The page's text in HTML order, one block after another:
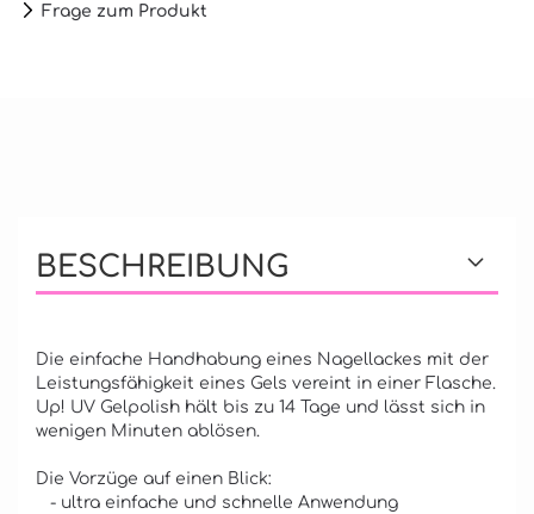
Frage zum Produkt
BESCHREIBUNG
Die einfache Handhabung eines Nagellackes mit der
Leistungsfähigkeit eines Gels vereint in einer Flasche.
Up! UV Gelpolish hält bis zu 14 Tage und lässt sich in
wenigen Minuten ablösen.
Die Vorzüge auf einen Blick:
- ultra einfache und schnelle Anwendung